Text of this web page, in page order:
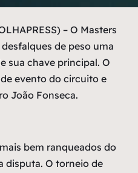
– O Masters
de peso uma
sua chave principal. O
evento do circuito e
João Fonseca.
bem ranqueados do
disputa. O torneio de